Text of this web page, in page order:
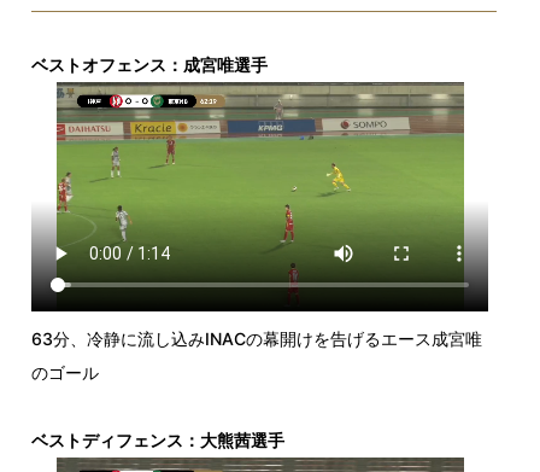
ベストオフェンス：成宮唯選手
63分、冷静に流し込みINACの幕開けを告げるエース成宮唯
のゴール
ベストディフェンス：大熊茜選手